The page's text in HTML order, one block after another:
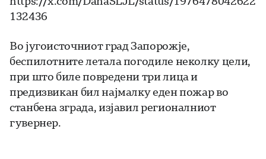
132436
Во југоисточниот град Запорожје,
беспилотните летала погодиле неколку цели,
при што биле повредени три лица и
предизвикан бил најмалку еден пожар во
станбена зграда, изјавил регионалниот
гувернер.